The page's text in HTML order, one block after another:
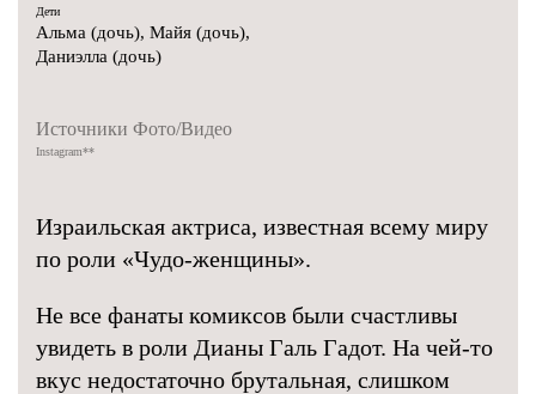
Дети
Альма (дочь), Майя (дочь),
Даниэлла (дочь)
Источники Фото/Видео
Instagram**
Израильская актриса, известная всему миру
по роли «Чудо-женщины».
Не все фанаты комиксов были счастливы
увидеть в роли Дианы Галь Гадот. На чей-то
вкус недостаточно брутальная, слишком